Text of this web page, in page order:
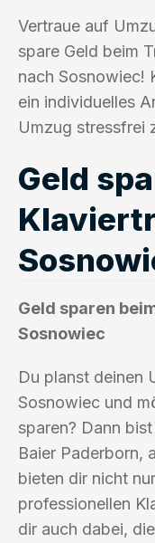
Vertraue auf
spare Geld beim
nach Sosnowiec!
ein individuelles
Umzug stressfrei
Geld
Geld sparen
Sosnowiec
Du planst deinen
Sosnowiec und
sparen? Dann
Baier Paderborn,
bieten dir nicht
professionellen
dir auch dabei,